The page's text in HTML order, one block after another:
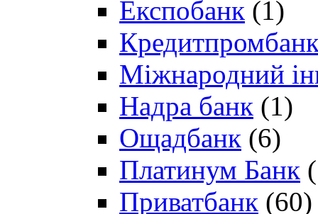
Експобанк (1)
Міжнародний
Надра банк (1)
Ощадбанк (6)
Платинум Банк
Приватбанк (60)